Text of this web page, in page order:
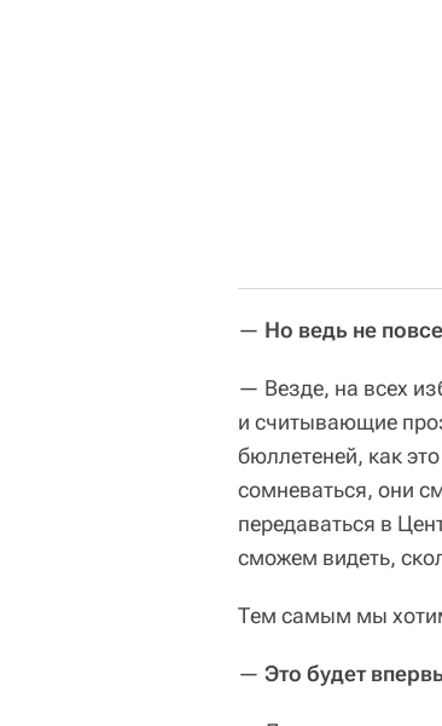
— Но ведь не
— Везде, на всех
и считывающие
бюллетеней, как
сомневаться, они
передаваться в
сможем видеть,
Тем самым мы
— Это будет